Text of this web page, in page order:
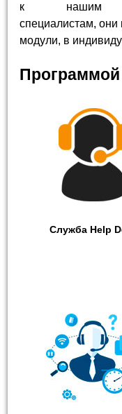
к нашим
специалистам, они
модули, в
Программой
Служба Help